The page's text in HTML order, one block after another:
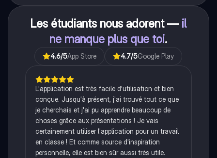
Les étudiants nous adorent — il
ne manque plus que toi.
4.6/5App Store 4.7/5Google Play
L'application est très facile d'utilisation et bien
conçue. Jusqu'à présent, j'ai trouvé tout ce que
je cherchais et j'ai pu apprendre beaucoup de
choses grâce aux présentations ! Je vais
certainement utiliser l'application pour un travail
en classe ! Et comme source d'inspiration
personnelle, elle est bien sûr aussi très utile.